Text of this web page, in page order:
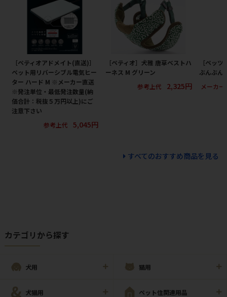
［ペティオアドメイト(直送)］
ペット用リバーシブル電気ヒー
ター ハード M ※メーカー直送
※発注単位・最低発注数量(納
価合計：税抜５万円以上)にご
注意下さい
参考上代
5,045円
［ペティオ］犬雅 唐草ベストハ
ーネス M グリーン
参考上代
2,325円
［ペッ
ぶんぶん
メーカ
すべてのおすすめ商品を見る
カテゴリから探す
犬用 猫用
犬猫用 ペット住関連用品